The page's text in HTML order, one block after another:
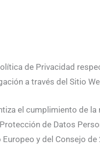
de Privacidad
a través del Sitio
el cumplimiento de
de Datos
y del Consejo